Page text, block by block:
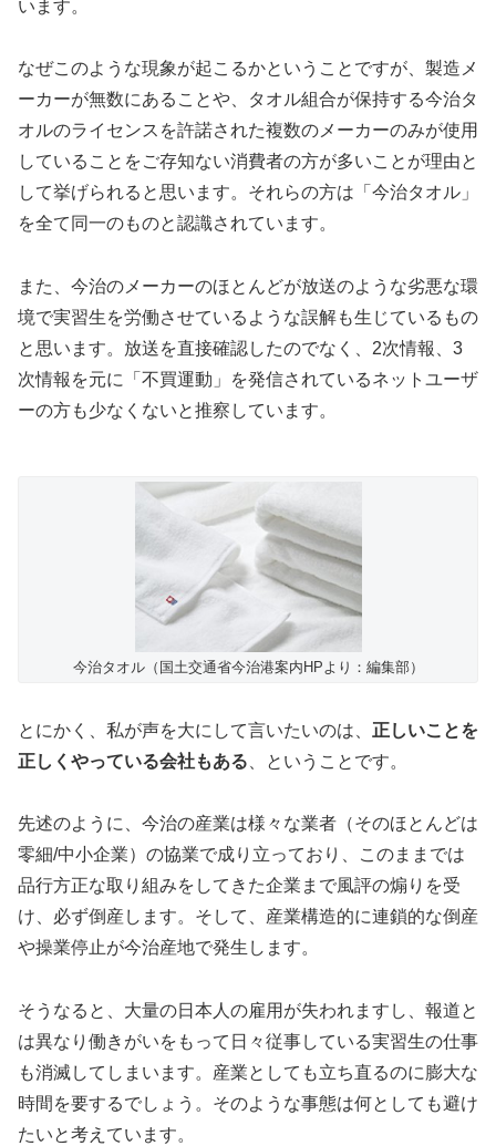
います。
なぜこのような現象が起こるかということですが、製造メ
ーカーが無数にあることや、タオル組合が保持する今治タ
オルのライセンスを許諾された複数のメーカーのみが使用
していることをご存知ない消費者の方が多いことが理由と
して挙げられると思います。それらの方は「今治タオル」
を全て同一のものと認識されています。
また、今治のメーカーのほとんどが放送のような劣悪な環
境で実習生を労働させているような誤解も生じているもの
と思います。放送を直接確認したのでなく、2次情報、3
次情報を元に「不買運動」を発信されているネットユーザ
ーの方も少なくないと推察しています。
今治タオル（国土交通省今治港案内HPより：編集部）
とにかく、私が声を大にして言いたいのは、 正しいことを
正しくやっている会社もある 、ということです。
先述のように、今治の産業は様々な業者（そのほとんどは
零細/中小企業）の協業で成り立っており、このままでは
品行方正な取り組みをしてきた企業まで風評の煽りを受
け、必ず倒産します。そして、産業構造的に連鎖的な倒産
や操業停止が今治産地で発生します。
そうなると、大量の日本人の雇用が失われますし、報道と
は異なり働きがいをもって日々従事している実習生の仕事
も消滅してしまいます。産業としても立ち直るのに膨大な
時間を要するでしょう。そのような事態は何としても避け
たいと考えています。